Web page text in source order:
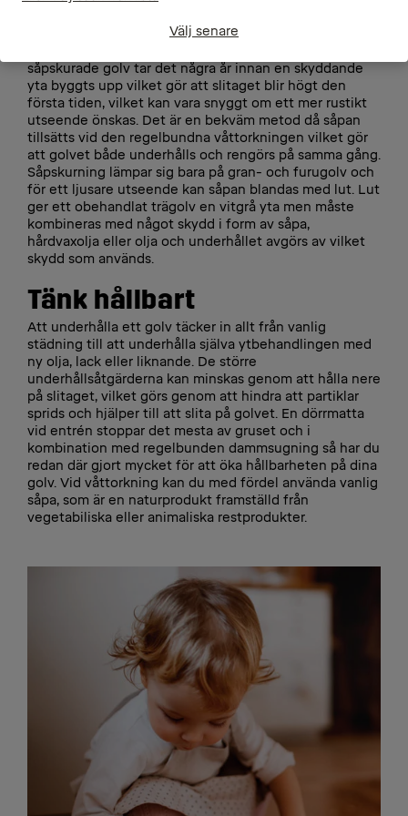
Välj senare
Utöver dessa moderna underhållsmetoder är
såpskurade golv tar det några år innan en skyddande
yta byggts upp vilket gör att slitaget blir högt den
första tiden, vilket kan vara snyggt om ett mer rustikt
utseende önskas. Det är en bekväm metod då såpan
tillsätts vid den regelbundna våttorkningen vilket gör
att golvet både underhålls och rengörs på samma gång.
Såpskurning lämpar sig bara på gran- och furugolv och
för ett ljusare utseende kan såpan blandas med lut. Lut
ger ett obehandlat trägolv en vitgrå yta men måste
kombineras med något skydd i form av såpa,
hårdvaxolja eller olja och underhållet avgörs av vilket
skydd som används.
Tänk hållbart
Att underhålla ett golv täcker in allt från vanlig
städning till att underhålla själva ytbehandlingen med
ny olja, lack eller liknande. De större
underhållsåtgärderna kan minskas genom att hålla nere
på slitaget, vilket görs genom att hindra att partiklar
sprids och hjälper till att slita på golvet. En dörrmatta
vid entrén stoppar det mesta av gruset och i
kombination med regelbunden dammsugning så har du
redan där gjort mycket för att öka hållbarheten på dina
golv. Vid våttorkning kan du med fördel använda vanlig
såpa, som är en naturprodukt framställd från
vegetabiliska eller animaliska restprodukter.